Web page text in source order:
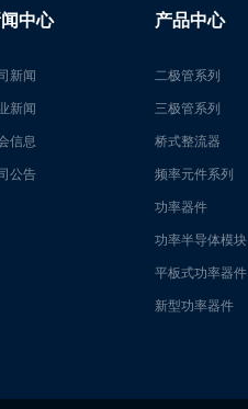
中心
新闻
新闻
信息
公告
产品中心
二极管系列
三极管系列
桥式整流器
频率元件系列
功率器件
功率半导体模块
平板式功率器件
新型功率器件